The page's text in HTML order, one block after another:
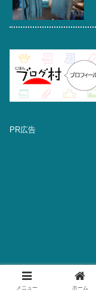
PR広告
メニュー ホーム